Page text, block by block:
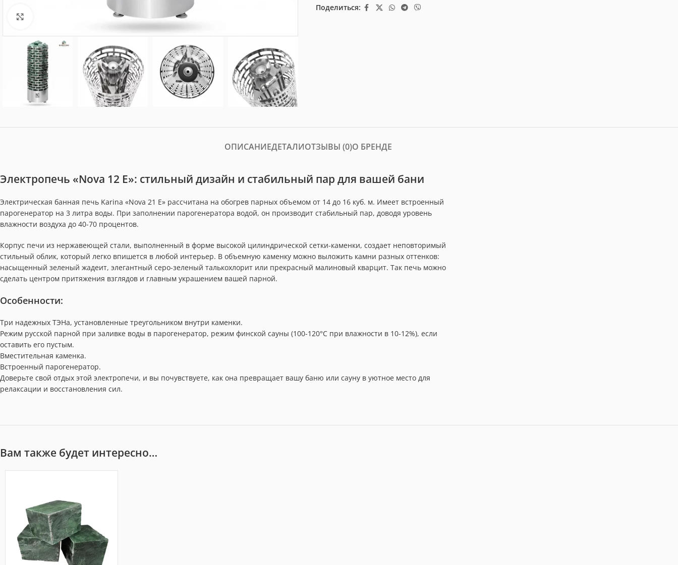
Нажмите, чтобы увеличить
Поделиться:
ОПИСАНИЕДЕТАЛИОТЗЫВЫ (0)О БРЕНДЕ
Электропечь «Nova 12 E»: стильный дизайн и стабильный пар для вашей бани
Электрическая банная печь Karina «Nova 21 E» рассчитана на обогрев парных объемом от 14 до 16 куб. м. Имеет встроенный
парогенератор на 3 литра воды. При заполнении парогенератора водой, он производит стабильный пар, доводя уровень
влажности воздуха до 40-70 процентов.
Корпус печи из нержавеющей стали, выполненный в форме высокой цилиндрической сетки-каменки, создает неповторимый
стильный облик, который легко впишется в любой интерьер. В объемную каменку можно выложить камни разных оттенков:
насыщенный зеленый жадеит, элегантный серо-зеленый талькохлорит или прекрасный малиновый кварцит. Так печь можно
сделать центром притяжения взглядов и главным украшением вашей парной.
Особенности:
Три надежных ТЭНа, установленные треугольником внутри каменки.
Режим русской парной при заливке воды в парогенератор, режим финской сауны (100-120°C при влажности в 10-12%), если
оставить его пустым.
Вместительная каменка.
Встроенный парогенератор.
Доверьте свой отдых этой электропечи, и вы почувствуете, как она превращает вашу баню или сауну в уютное место для
релаксации и восстановления сил.
Вам также будет интересно…